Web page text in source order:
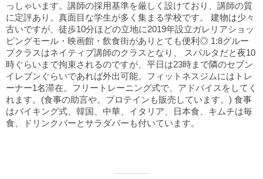
っしゃいます。講師の採用基準を厳しく設けており、講師の質
に定評あり。真面目な学生が多く集まる学校です。 建物は少々
古いですが、徒歩10分ほどの立地に2019年設立ガレリアショッ
ピングモール・映画館・飲食街がありとても便利◎ 1:8グルー
プクラスはネイティブ講師のクラスとなり、 スパルタだと夜10
時ぐらいまで拘束されるのですが、平日は23時まで隣のセブン
イレブンぐらいであれば外出可能。フィットネスジムにはトレ
ーナー1名滞在。フリートレーニング式で、アドバイスをしてく
れます。(食事の助言や。プロテインも販売しています。) 食事
はバイキング式、韓国、中華、イタリア、日本食、キムチは毎
食、ドリンクバーとサラダバーも付いています。